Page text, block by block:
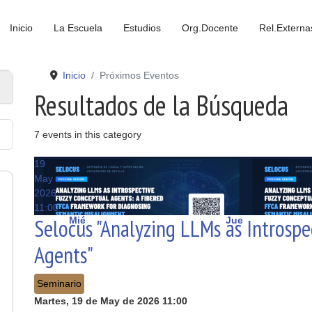
Inicio La Escuela Estudios Org.Docente
Mié Jue
Inicio Próximos Eventos
Resultados de la Búsqueda
7 events in this category
19
May
2026
11:00
Selocus "Analyzing LLMs as
Agents"
Seminario
Martes, 19 de May de 2026 11:00